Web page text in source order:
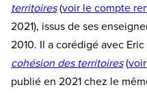
territoires(voir le compte
2021), issus de ses
2010. Il a corédigé avec
cohésion des territoires(
publié en 2021 chez le